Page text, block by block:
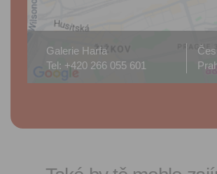
Galerie Harfa
Tel: +420 266 055 601